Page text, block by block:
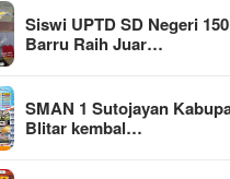
Siswi UPTD SD Negeri 150
Barru Raih Juar…
SMAN 1 Sutojayan
Blitar kembal…